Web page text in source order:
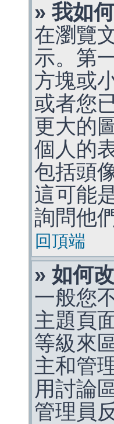
» 我如
在瀏覽
示。第
方塊或
或者您
更大的
個人的
包括頭
這可能
詢問他
回頂端
» 如何
一般您
主題頁
等級來
主和管
用討論
管理員